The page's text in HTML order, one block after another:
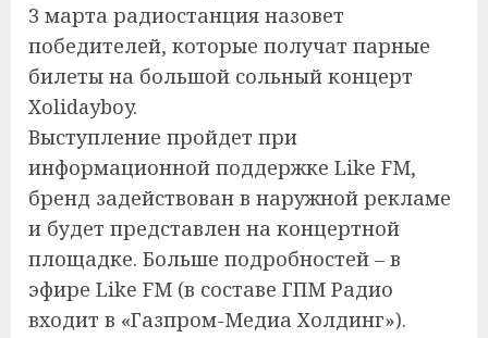
3 марта радиостанция назовет
победителей, которые получат парные
билеты на большой сольный концерт
Xolidayboy.
Выступление пройдет при
информационной поддержке Like FM,
бренд задействован в наружной рекламе
и будет представлен на концертной
площадке. Больше подробностей – в
эфире Like FM (в составе ГПМ Радио
входит в «Газпром-Медиа Холдинг»).